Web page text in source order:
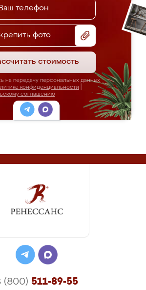
фото
стоимость
на передачу персональных данных
конфиденциальности
соглашению
(800) 511-89-55